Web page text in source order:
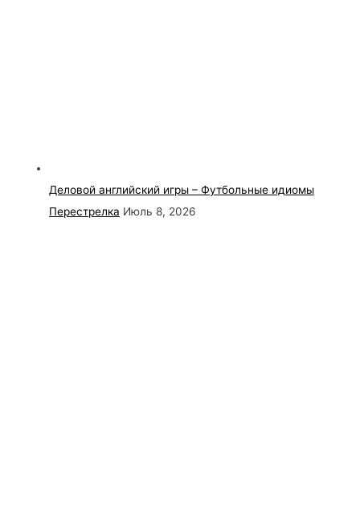
Деловой английский игры – Футбольные идиомы
Перестрелка Июль 8, 2026